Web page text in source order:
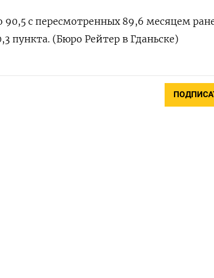
с ​пересмотренных ⁠89,6 месяцем
пункта. (​Бюро Рейтер ‌в Гданьске)